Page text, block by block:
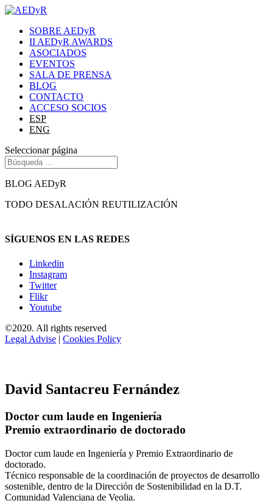
SOBRE AEDyR
II AEDyR AWARDS
ASOCIADOS
EVENTOS
SALA DE PRENSA
BLOG
CONTACTO
ACCESO SOCIOS
ESP
ENG
Seleccionar página
BLOG AEDyR
TODO DESALACIÓN REUTILIZACIÓN
SÍGUENOS EN LAS REDES
Linkedin
Instagram
Twitter
Flikr
Youtube
©2020. All rights reserved
Legal Advise | Cookies Policy
David Santacreu Fernández
Doctor cum laude en Ingeniería
Premio extraordinario de doctorado
Doctor cum laude en Ingeniería y Premio Extraordinario de
doctorado.
Técnico responsable de la coordinación de proyectos de desarrollo
sostenible, dentro de la Dirección de Sostenibilidad en la D.T.
Comunidad Valenciana de Veolia.